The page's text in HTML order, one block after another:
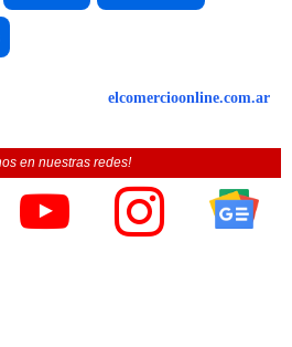
elcomercioonline.com.ar
en nuestras redes!